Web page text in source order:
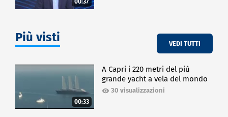
00:37
Più visti VEDI TUTTI
00:33
A Capri i 220 metri del più
grande yacht a vela del mondo
30 visualizzazioni